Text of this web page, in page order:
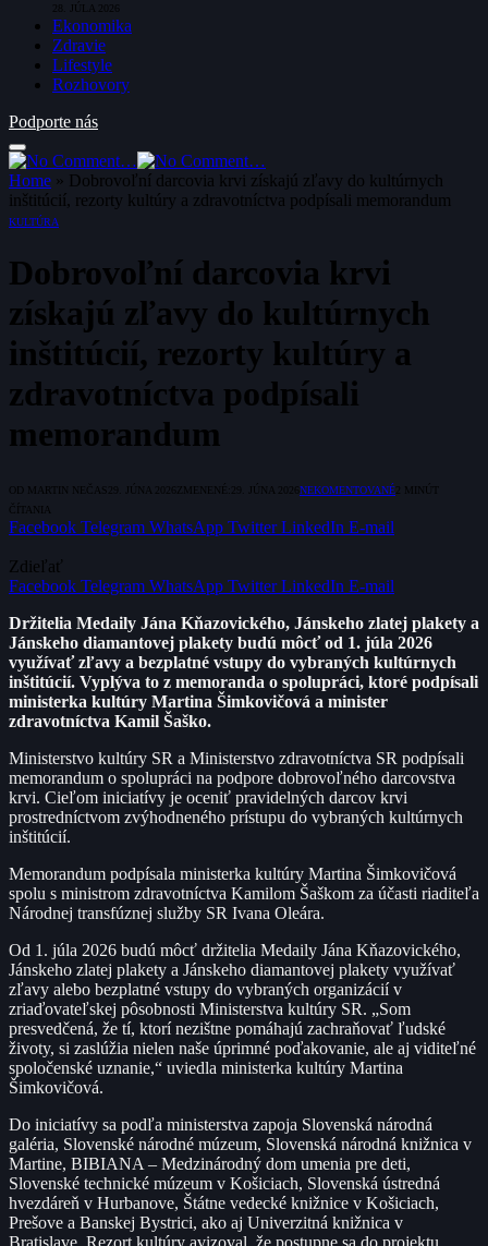
28. JÚLA 2026
Ekonomika
Zdravie
Lifestyle
Rozhovory
Podporte nás
Home » Dobrovoľní darcovia krvi získajú zľavy do kultúrnych
inštitúcií, rezorty kultúry a zdravotníctva podpísali memorandum
KULTÚRA
Dobrovoľní darcovia krvi
získajú zľavy do kultúrnych
inštitúcií, rezorty kultúry a
zdravotníctva podpísali
memorandum
OD MARTIN NEČAS 29. JÚNA 2026 ZMENENÉ: 29. JÚNA 2026 NEKOMENTOVANÉ 2 MINÚT
ČÍTANIA
Facebook Telegram WhatsApp Twitter LinkedIn E-mail
Zdieľať
Facebook Telegram WhatsApp Twitter LinkedIn E-mail
Držitelia Medaily Jána Kňazovického, Jánskeho zlatej plakety a
Jánskeho diamantovej plakety budú môcť od 1. júla 2026
využívať zľavy a bezplatné vstupy do vybraných kultúrnych
inštitúcií. Vyplýva to z memoranda o spolupráci, ktoré podpísali
ministerka kultúry Martina Šimkovičová a minister
zdravotníctva Kamil Šaško.
Ministerstvo kultúry SR a Ministerstvo zdravotníctva SR podpísali
memorandum o spolupráci na podpore dobrovoľného darcovstva
krvi. Cieľom iniciatívy je oceniť pravidelných darcov krvi
prostredníctvom zvýhodneného prístupu do vybraných kultúrnych
inštitúcií.
Memorandum podpísala ministerka kultúry Martina Šimkovičová
spolu s ministrom zdravotníctva Kamilom Šaškom za účasti riaditeľa
Národnej transfúznej služby SR Ivana Oleára.
Od 1. júla 2026 budú môcť držitelia Medaily Jána Kňazovického,
Jánskeho zlatej plakety a Jánskeho diamantovej plakety využívať
zľavy alebo bezplatné vstupy do vybraných organizácií v
zriaďovateľskej pôsobnosti Ministerstva kultúry SR. „Som
presvedčená, že tí, ktorí nezištne pomáhajú zachraňovať ľudské
životy, si zaslúžia nielen naše úprimné poďakovanie, ale aj viditeľné
spoločenské uznanie,“ uviedla ministerka kultúry Martina
Šimkovičová.
Do iniciatívy sa podľa ministerstva zapoja Slovenská národná
galéria, Slovenské národné múzeum, Slovenská národná knižnica v
Martine, BIBIANA – Medzinárodný dom umenia pre deti,
Slovenské technické múzeum v Košiciach, Slovenská ústredná
hvezdáreň v Hurbanove, Štátne vedecké knižnice v Košiciach,
Prešove a Banskej Bystrici, ako aj Univerzitná knižnica v
Bratislave. Rezort kultúry avizoval, že postupne sa do projektu